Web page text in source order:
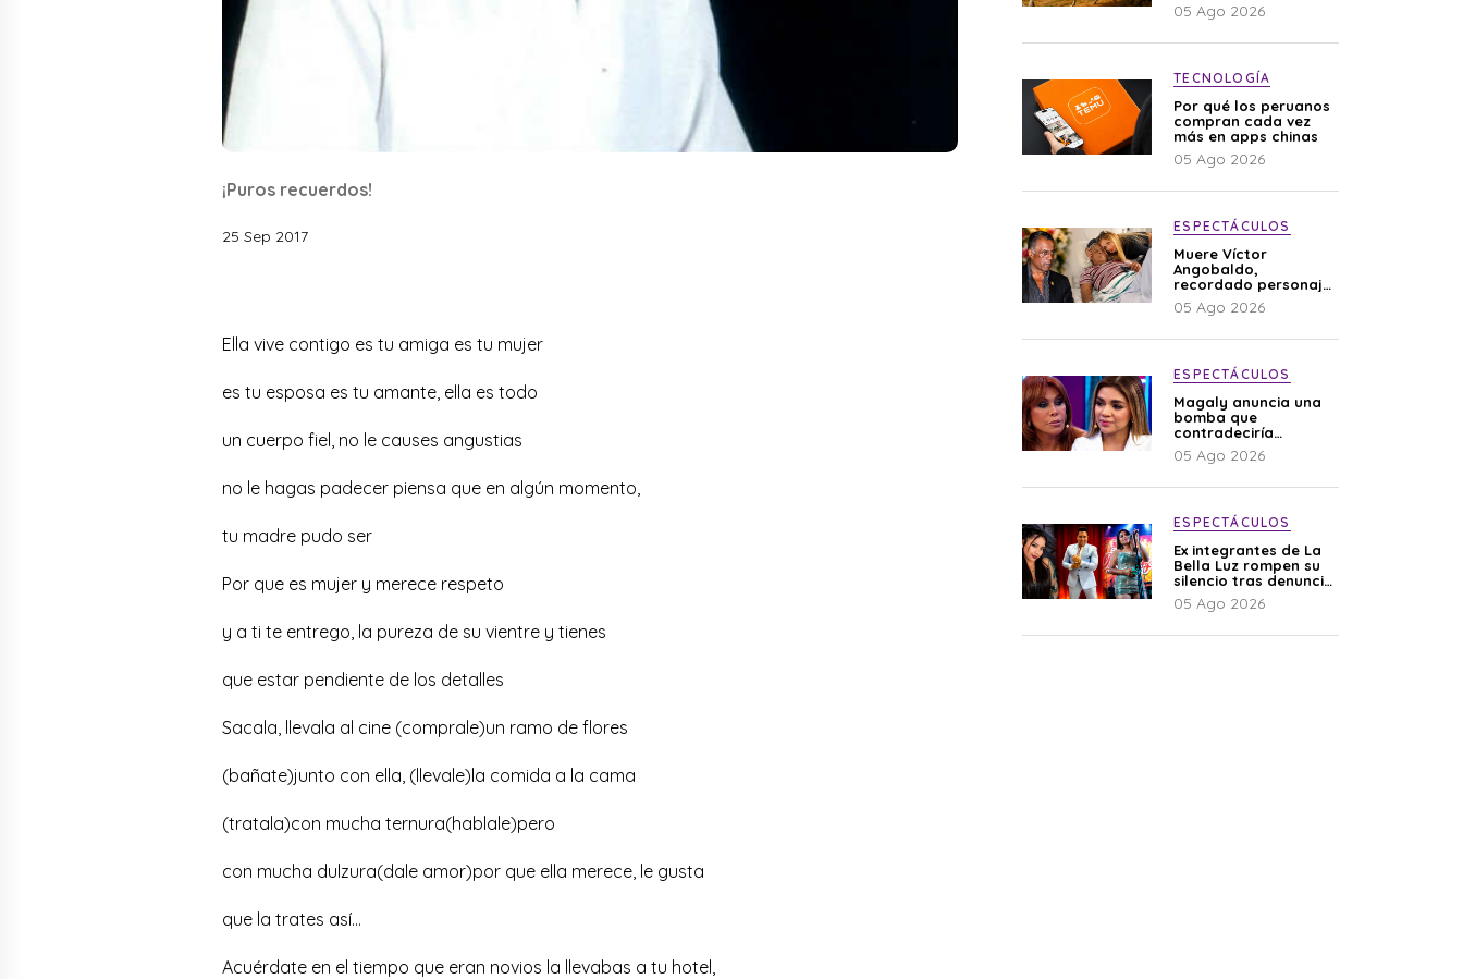
¡Puros recuerdos!
25 Sep 2017
Ella vive contigo es tu amiga es tu mujer
es tu esposa es tu amante, ella es todo
un cuerpo fiel, no le causes angustias
no le hagas padecer piensa que en algún momento,
tu madre pudo ser
Por que es mujer y merece respeto
y a ti te entrego, la pureza de su vientre y tienes
que estar pendiente de los detalles
Sacala, llevala al cine (comprale)un ramo de flores
(bañate)junto con ella, (llevale)la comida a la cama
(tratala)con mucha ternura(hablale)pero
con mucha dulzura(dale amor)por que ella merece, le gusta
que la trates así…
Acuérdate en el tiempo que eran novios la llevabas a tu hotel,
05 Ago 2026
TECNOLOGÍA
Por qué los peruanos
compran cada vez
más en apps chinas
05 Ago 2026
ESPECTÁCULOS
Muere Víctor
Angobaldo,
recordado personaje
de la farándula y
expareja de Shirley
05 Ago 2026
ESPECTÁCULOS
Magaly anuncia una
bomba que
contradeciría
comunicado de La
Bella Luz: “Hay un
05 Ago 2026
ESPECTÁCULOS
Ex integrantes de La
Bella Luz rompen su
silencio tras denuncia
de Naldy: “Todo el
mundo lo sabía”
05 Ago 2026